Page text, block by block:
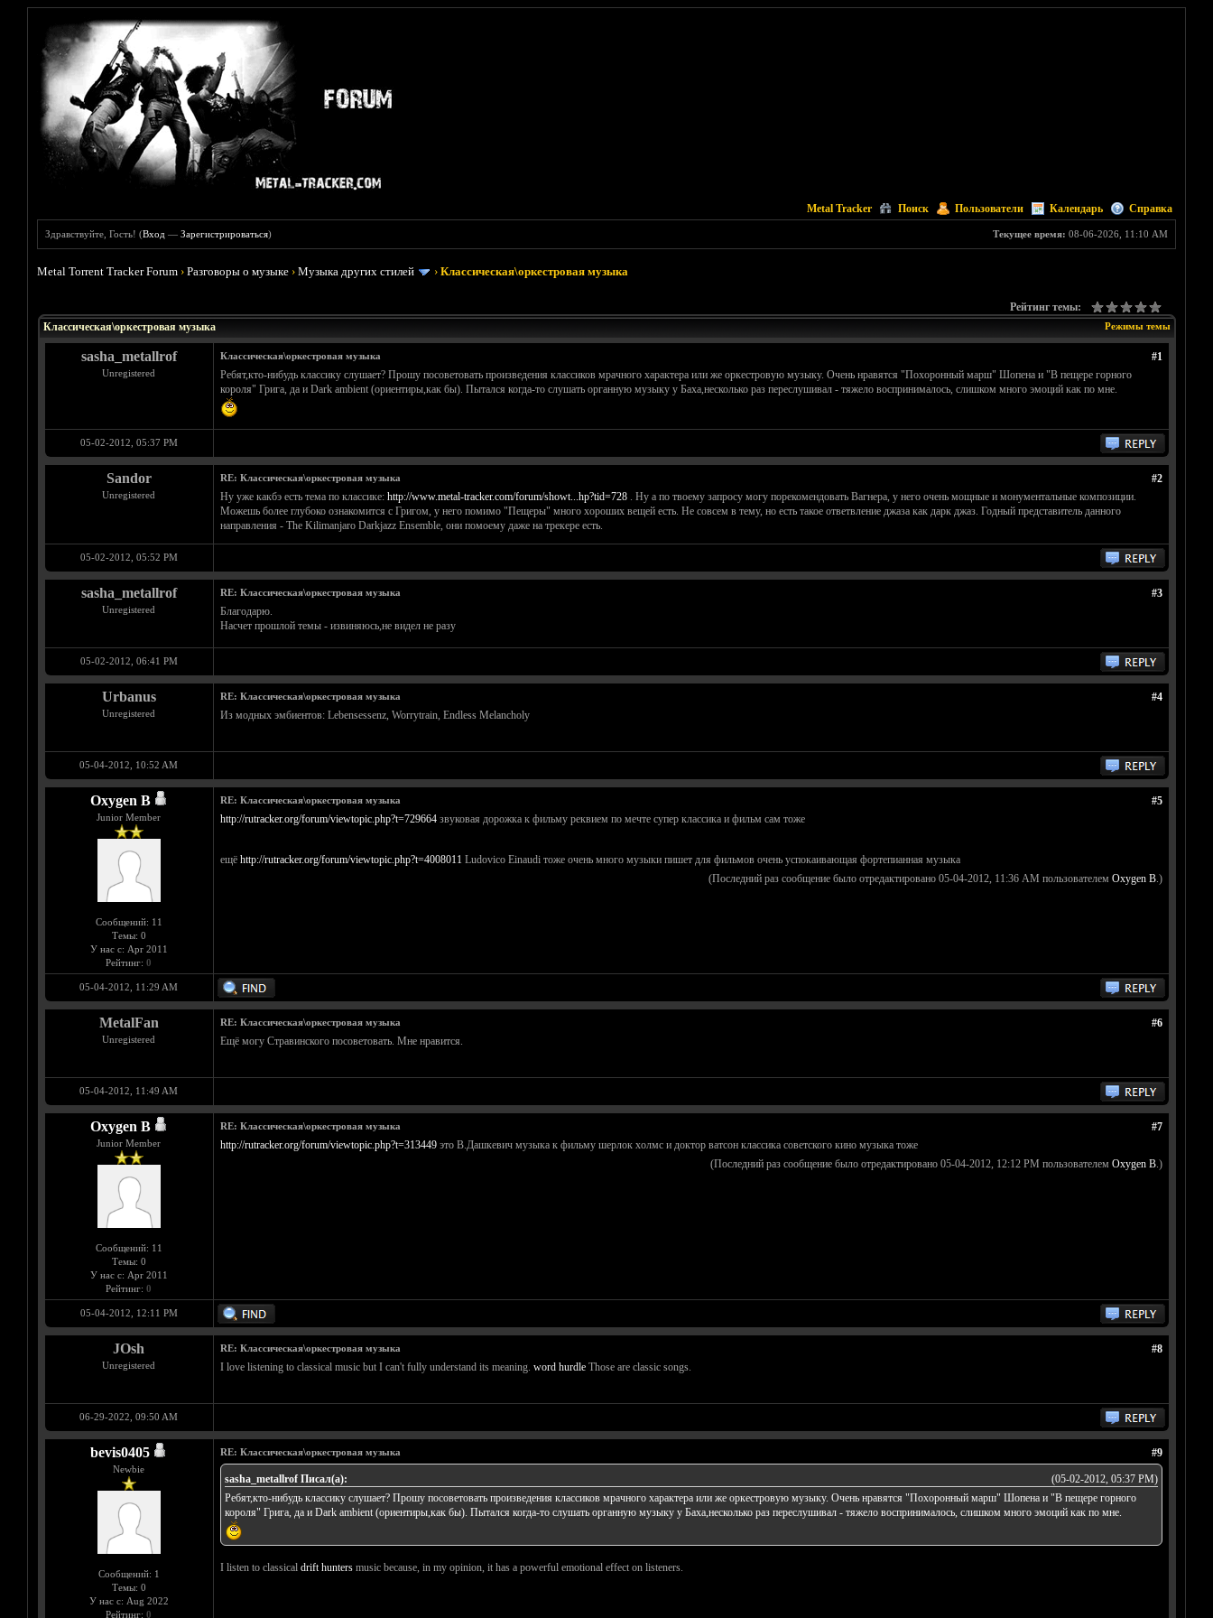
Metal Tracker Поиск Пользователи Календарь Справка
Текущее время: 08-06-2026, 11:10 AM
Здравствуйте, Гость! (Вход —Зарегистрироваться)
Metal Torrent Tracker Forum ›Разговоры о музыке ›Музыка других стилей ›Классическая\оркестровая музыка
Рейтинг темы:
Режимы темы
Классическая\оркестровая музыка
sasha_metallrof
Unregistered
#1
Классическая\оркестровая музыка
Ребят,кто-нибудь классику слушает? Прошу посоветовать произведения классиков мрачного характера или же оркестровую музыку. Очень нравятся "Похоронный марш" Шопена и "В пещере горного
короля" Грига, да и Dark ambient (ориентиры,как бы). Пытался когда-то слушать органную музыку у Баха,несколько раз переслушивал - тяжело воспринималось, слишком много эмоций как по мне.
05-02-2012, 05:37 PM
Sandor
Unregistered
#2
RE: Классическая\оркестровая музыка
Ну уже какбэ есть тема по классике: http://www.metal-tracker.com/forum/showt...hp?tid=728. Ну а по твоему запросу могу порекомендовать Вагнера, у него очень мощные и монументальные композиции.
Можешь более глубоко ознакомится с Григом, у него помимо "Пещеры" много хороших вещей есть. Не совсем в тему, но есть такое ответвление джаза как дарк джаз. Годный представитель данного
направления - The Kilimanjaro Darkjazz Ensemble, они помоему даже на трекере есть.
05-02-2012, 05:52 PM
sasha_metallrof
Unregistered
#3
RE: Классическая\оркестровая музыка
Благодарю.
Насчет прошлой темы - извиняюсь,не видел не разу
05-02-2012, 06:41 PM
Urbanus
Unregistered
#4
RE: Классическая\оркестровая музыка
Из модных эмбиентов: Lebensessenz, Worrytrain, Endless Melancholy
05-04-2012, 10:52 AM
Oxygen B
Junior Member
Сообщений: 11
Темы: 0
У нас с: Apr 2011
Рейтинг: 0
#5
RE: Классическая\оркестровая музыка
http://rutracker.org/forum/viewtopic.php?t=729664звуковая дорожка к фильму реквием по мечте супер классика и фильм сам тоже
ещё http://rutracker.org/forum/viewtopic.php?t=4008011Ludovico Einaudi тоже очень много музыки пишет для фильмов очень успокаивающая фортепианная музыка
(Последний раз сообщение было отредактировано 05-04-2012, 11:36 AM пользователем Oxygen B.)
05-04-2012, 11:29 AM
MetalFan
Unregistered
#6
RE: Классическая\оркестровая музыка
Ещё могу Стравинского посоветовать. Мне нравится.
05-04-2012, 11:49 AM
Oxygen B
Junior Member
Сообщений: 11
Темы: 0
У нас с: Apr 2011
Рейтинг: 0
#7
RE: Классическая\оркестровая музыка
http://rutracker.org/forum/viewtopic.php?t=313449это В.Дашкевич музыка к фильму шерлок холмс и доктор ватсон классика советского кино музыка тоже
(Последний раз сообщение было отредактировано 05-04-2012, 12:12 PM пользователем Oxygen B.)
05-04-2012, 12:11 PM
JOsh
Unregistered
#8
RE: Классическая\оркестровая музыка
I love listening to classical music but I can't fully understand its meaning. word hurdleThose are classic songs.
06-29-2022, 09:50 AM
bevis0405
Newbie
Сообщений: 1
Темы: 0
У нас с: Aug 2022
Рейтинг: 0
#9
RE: Классическая\оркестровая музыка
(05-02-2012, 05:37 PM)
sasha_metallrof Писал(а):
Ребят,кто-нибудь классику слушает? Прошу посоветовать произведения классиков мрачного характера или же оркестровую музыку. Очень нравятся "Похоронный марш" Шопена и "В пещере горного
короля" Грига, да и Dark ambient (ориентиры,как бы). Пытался когда-то слушать органную музыку у Баха,несколько раз переслушивал - тяжело воспринималось, слишком много эмоций как по мне.
I listen to classical drift huntersmusic because, in my opinion, it has a powerful emotional effect on listeners.